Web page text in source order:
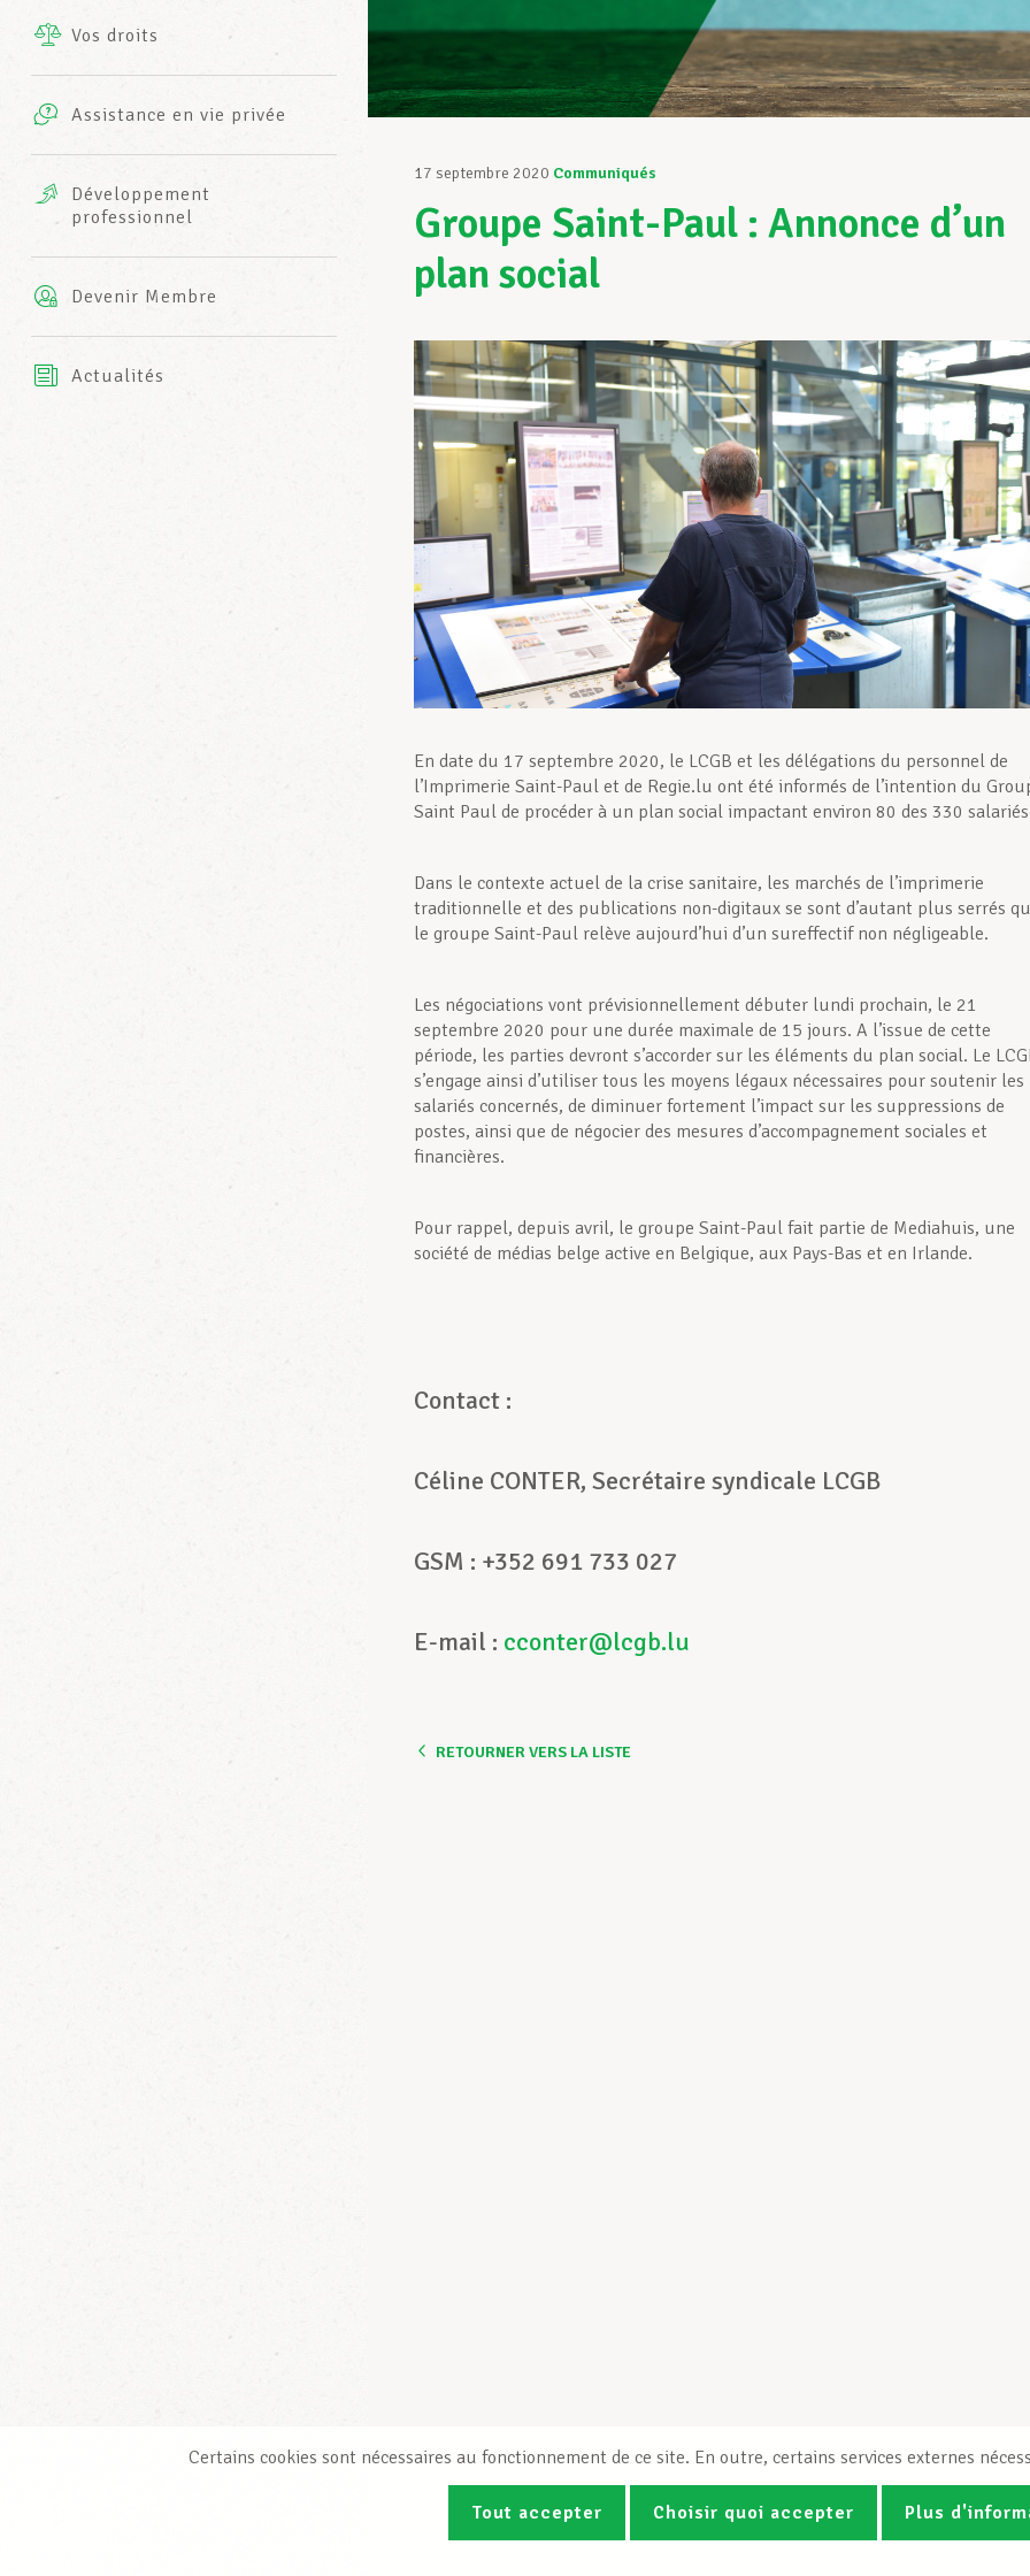
INFO-CENTER
Vos droits
Assistance en vie privée
complémentaires
AXA
Développement
professionnel
Devenir Membre
Actualités
17 septembre 2020 Communiqués
Groupe Saint-Paul : Annonce d’un
plan social
En date du 17 septembre 2020, le LCGB et les délégations du personnel de
l’Imprimerie Saint-Paul et de Regie.lu ont été informés de l’intention du
Saint Paul de procéder à un plan social impactant environ 80 des 330
Dans le contexte actuel de la crise sanitaire, les marchés de l’imprimerie
traditionnelle et des publications non-digitaux se sont d’autant plus serrés
le groupe Saint-Paul relève aujourd’hui d’un sureffectif non négligeable.
Les négociations vont prévisionnellement débuter lundi prochain, le 21
septembre 2020 pour une durée maximale de 15 jours. A l’issue de cette
période, les parties devront s’accorder sur les éléments du plan social. Le
s’engage ainsi d’utiliser tous les moyens légaux nécessaires pour soutenir les
salariés concernés, de diminuer fortement l’impact sur les suppressions de
postes, ainsi que de négocier des mesures d’accompagnement sociales et
financières.
Pour rappel, depuis avril, le groupe Saint-Paul fait partie de Mediahuis, une
société de médias belge active en Belgique, aux Pays-Bas et en Irlande.
Contact :
Céline CONTER, Secrétaire syndicale LCGB
GSM : +352 691 733 027
E-mail : cconter@lcgb.lu
RETOURNER VERS LA LISTE
Certains cookies sont nécessaires au fonctionnement de ce site. En outre, certains services externes
Tout accepter Choisir quoi accepter Plus